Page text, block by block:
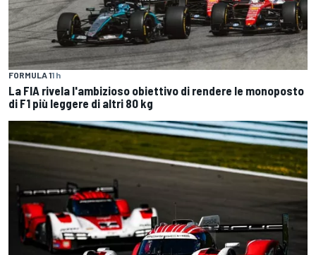
FORMULA 11 h
La FIA rivela l'ambizioso obiettivo di rendere le monoposto
di F1 più leggere di altri 80 kg